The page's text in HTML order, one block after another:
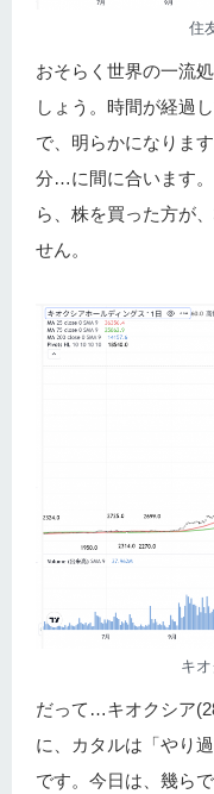
住
おそらく世界の一流
しょう。時間が経過
で、明らかになりま
分…に間に合います
ら、株を買った方が
せん。
キ
だって…キオクシア
に、カタルは「やり
です。今日は、幾ら